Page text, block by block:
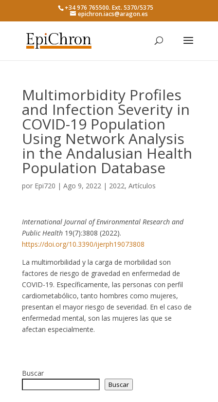
+34 976 765500. Ext. 5370/5375
epichron.iacs@aragon.es
Multimorbidity Profiles
and Infection Severity in
COVID-19 Population
Using Network Analysis
in the Andalusian Health
Population Database
por Epi720 | Ago 9, 2022| 2022, Artículos
International Journal of Environmental Research and
Public Health19(7):3808 (2022).
https://doi.org/10.3390/ijerph19073808
La multimorbilidad y la carga de morbilidad son
factores de riesgo de gravedad en enfermedad de
COVID-19. Específicamente, las personas con perfil
cardiometabólico, tanto hombres como mujeres,
presentan el mayor riesgo de severidad. En el caso de
enfermedad mental, son las mujeres las que se
afectan especialmente.
Buscar
Buscar